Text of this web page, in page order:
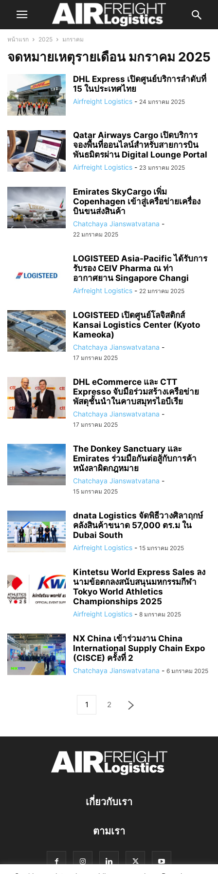
หน้าแรก 2025 มกราคม
จดหมายเหตุรายเดือน มกราคม 2025
DHL Express เปิดศูนย์บริการลำดับที่
15 ในประเทศไทย
Airfreight Logistics - 24 มกราคม 2025
Qatar Airways Cargo เปิดบริการ
จองพื้นที่ออนไลน์สำหรับสายการบิน
พันธมิตรผ่าน Digital Lounge Portal
Airfreight Logistics - 23 มกราคม 2025
Emirates SkyCargo เพิ่ม
Copenhagen เข้าสู่เครือข่ายเครื่อง
บินขนส่งสินค้า
Chatchaya Jianswatvatana -
22 มกราคม 2025
LOGISTEED Asia-Pacific ได้รับการ
รับรอง CEIV Pharma ณ ท่า
อากาศยาน Singapore Changi
Airfreight Logistics - 22 มกราคม 2025
LOGISTEED เปิดศูนย์โลจิสติกส์
Kansai Logistics Center (Kyoto
Kameoka)
Chatchaya Jianswatvatana -
17 มกราคม 2025
DHL eCommerce และ CTT
Expresso จับมือร่วมสร้างเครือข่าย
พัสดุชั้นนำในคาบสมุทรไอบีเรีย
Chatchaya Jianswatvatana -
17 มกราคม 2025
The Donkey Sanctuary และ
Emirates ร่วมมือกันต่อสู้กับการค้า
หนังลาผิดกฎหมาย
Chatchaya Jianswatvatana -
15 มกราคม 2025
dnata Logistics จัดพิธีวางศิลาฤกษ์
คลังสินค้าขนาด 57,000 ตร.ม ใน
Dubai South
Airfreight Logistics - 15 มกราคม 2025
Kintetsu World Express Sales ลง
นามข้อตกลงสนับสนุนมหกรรมกีฬา
Tokyo World Athletics
Championships 2025
Airfreight Logistics - 8 มกราคม 2025
NX China เข้าร่วมงาน China
International Supply Chain Expo
(CISCE) ครั้งที่ 2
Chatchaya Jianswatvatana - 6 มกราคม 2025
1 2
เกี่ยวกับเรา
ตามเรา